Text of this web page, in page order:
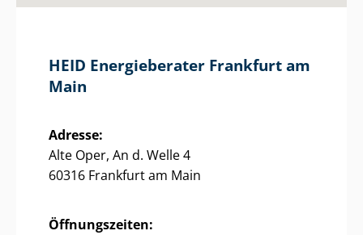
HEID Energieberater Frankfurt am
Main
Adresse:
Alte Oper, An d. Welle 4
60316 Frankfurt am Main
Öffnungszeiten: